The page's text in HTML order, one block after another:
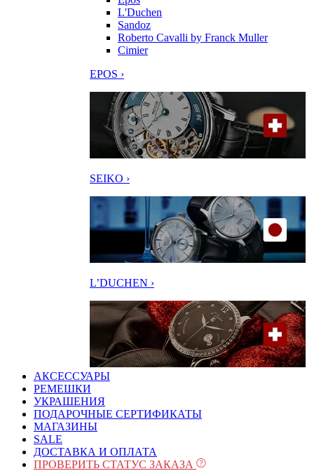
L'Duchen
Sandoz
Roberto Cavalli by Franck Muller
Cimier
EPOS ›
SEIKO ›
L’DUCHEN ›
АКСЕССУАРЫ
РЕМЕШКИ
УКРАШЕНИЯ
ПОДАРОЧНЫЕ СЕРТИФИКАТЫ
МАГАЗИНЫ
SALE
ДОСТАВКА И ОПЛАТА
ПРОВЕРИТЬ СТАТУС ЗАКАЗА